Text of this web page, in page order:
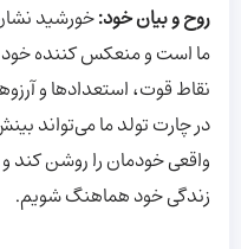
روح و بیان خود:خورشید
ما است و منعکس کننده خود
نقاط قوت، استعداد‌ها و
در چارت تولد ما می‌تواند
واقعی خودمان را روشن کند
زندگی خود هماهنگ شویم.